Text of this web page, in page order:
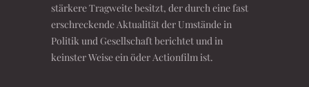
stärkere Tragweite besitzt, der durch eine fast
erschreckende Aktualität der Umstände in
Politik und Gesellschaft berichtet und in
keinster Weise ein öder Actionfilm ist.